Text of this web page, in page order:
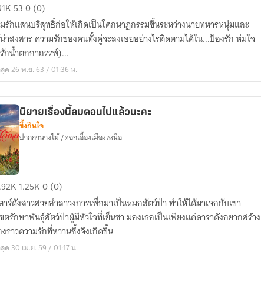
)
530 (0)
รักแสนบริสุทธิ์ก่อให้เกิดเป็นโศกนาฏกรรมขึ้นระหว่างนายทหารหนุ่มและ
าสงสาร ความรักของคนทั้งคู่จะลงเอยอย่างไรติดตามได้ใน...ป้องรัก ห่มใจ
กน้ำตกอาถรรพ์)...
ด 26 พ.ย. 63 / 01:36 น.
นิยายเรื่องนี้ลบตอนไปแล้วนะคะ
ซึ้งกินใจ
ปากกานางไม้ /ดอกเอื้องเมืองเหนือ
1.25K0 (0)
ร์ดังสาวสวยอำลาวงการเพื่อมาเป็นหมอสัตว์ป่า ทำให้ได้มาเจอกับเขา
ตรักษาพันธ์ุสัตว์ป่าผู้มีหัวใจที่เย็นชา มองเธอเป็นเพียงแค่ดาราดังอยากสร้าง
ราวความรักที่หวานซึ้งจึงเกิดขึ้น
ด 30 เม.ย. 59 / 01:17 น.